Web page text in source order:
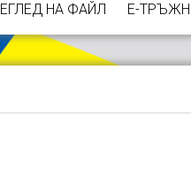
НА ФАЙЛ Е-